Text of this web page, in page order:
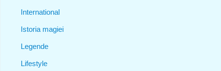
International
Istoria magiei
Legende
Lifestyle